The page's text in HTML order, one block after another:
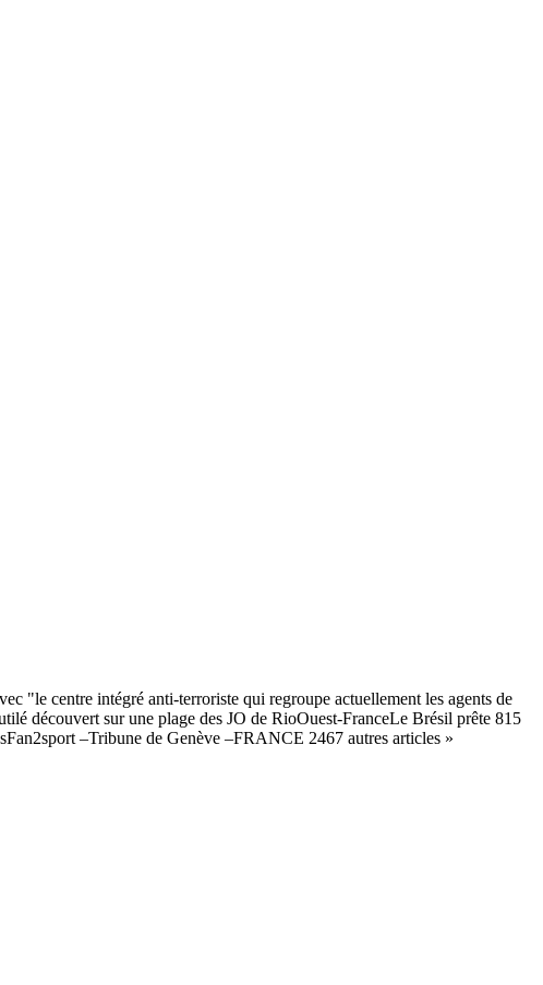
"le centre intégré anti-terroriste qui regroupe actuellement les agents de
découvert sur une plage des JO de RioOuest-FranceLe Brésil prête 815
–Tribune de Genève –FRANCE 2467 autres articles »